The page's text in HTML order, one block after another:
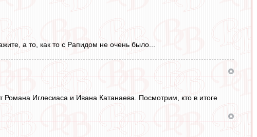
а то, как то с Рапидом не очень было...
Иглесиаса и Ивана Катанаева. Посмотрим, кто в итоге